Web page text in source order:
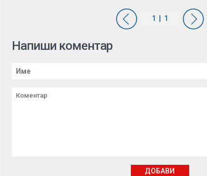
Напиши коментар
ДОБАВИ